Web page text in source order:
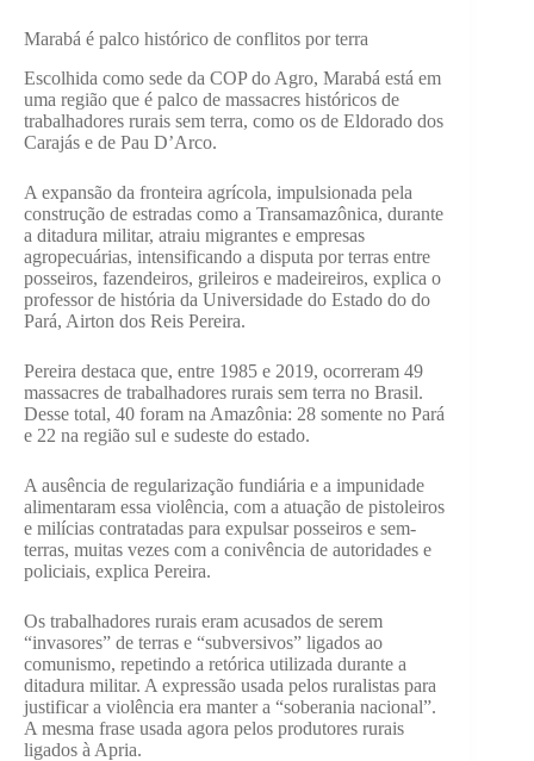
Marabá é palco histórico de conflitos por terra
Escolhida como sede da COP do Agro, Marabá está em
uma região que é palco de massacres históricos de
trabalhadores rurais sem terra, como os de Eldorado dos
Carajás e de Pau D’Arco.
A expansão da fronteira agrícola, impulsionada pela
construção de estradas como a Transamazônica, durante
a ditadura militar, atraiu migrantes e empresas
agropecuárias, intensificando a disputa por terras entre
posseiros, fazendeiros, grileiros e madeireiros, explica o
professor de história da Universidade do Estado do do
Pará, Airton dos Reis Pereira.
Pereira destaca que, entre 1985 e 2019, ocorreram 49
massacres de trabalhadores rurais sem terra no Brasil.
Desse total, 40 foram na Amazônia: 28 somente no Pará
e 22 na região sul e sudeste do estado.
A ausência de regularização fundiária e a impunidade
alimentaram essa violência, com a atuação de pistoleiros
e milícias contratadas para expulsar posseiros e sem-
terras, muitas vezes com a conivência de autoridades e
policiais, explica Pereira.
Os trabalhadores rurais eram acusados de serem
“invasores” de terras e “subversivos” ligados ao
comunismo, repetindo a retórica utilizada durante a
ditadura militar. A expressão usada pelos ruralistas para
justificar a violência era manter a “soberania nacional”.
A mesma frase usada agora pelos produtores rurais
ligados à Apria.